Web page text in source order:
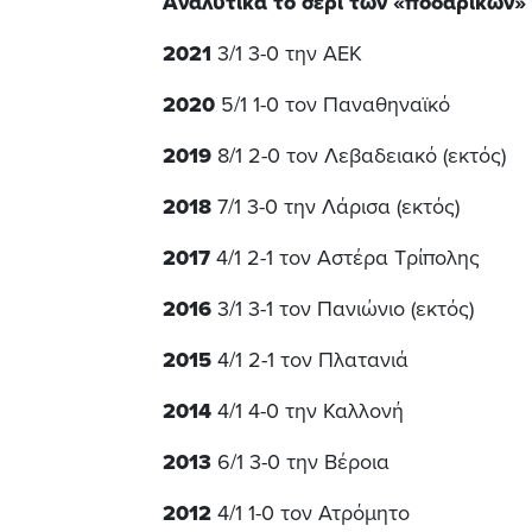
2021 3/1 3-0 την ΑΕΚ
2020 5/1 1-0 τον Παναθηναϊκό
2019 8/1 2-0 τον Λεβαδειακό (εκτός)
2018 7/1 3-0 την Λάρισα (εκτός)
2017 4/1 2-1 τον Αστέρα Τρίπολης
2016 3/1 3-1 τον Πανιώνιο (εκτός)
2015 4/1 2-1 τον Πλατανιά
2014 4/1 4-0 την Καλλονή
2013 6/1 3-0 την Βέροια
2012 4/1 1-0 τον Ατρόμητο